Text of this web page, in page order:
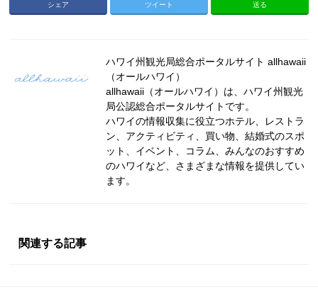
シェア ツイート 送る
ハワイ州観光局総合ポータルサイト allhawaii
（オールハワイ）
allhawaii（オールハワイ）は、ハワイ州観光
局公認総合ポータルサイトです。
ハワイの情報収集に役立つホテル、レストラ
ン、アクティビティ、買い物、結婚式のスポ
ット、イベント、コラム、みんなのおすすめ
のハワイなど、さまざまな情報を提供してい
ます。
関連する記事